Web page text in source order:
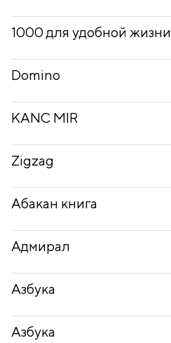
1000 для удобной жизни
Domino
KANC MIR
Zigzag
Абакан книга
Адмирал
Азбука
Азбука